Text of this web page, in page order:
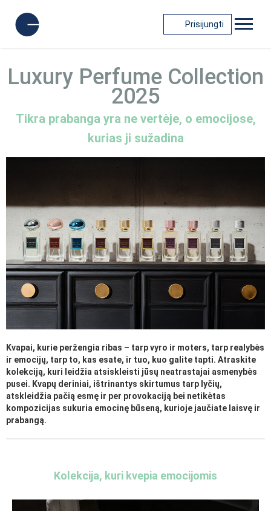
Prisijungti
Luxury Perfume Collection
2025
Tikra prabanga yra ne vertėje, o emocijose,
kurias ji sužadina
Kvapai, kurie peržengia ribas – tarp vyro ir moters, tarp realybės
ir emocijų, tarp to, kas esate, ir tuo, kuo galite tapti. Atraskite
kolekciją, kuri leidžia atsiskleisti jūsų neatrastajai asmenybės
pusei. Kvapų deriniai, ištrinantys skirtumus tarp lyčių,
atskleidžia pačią esmę ir per provokaciją bei netikėtas
kompozicijas sukuria emocinę būseną, kurioje jaučiate laisvę ir
prabangą.
Kolekcija, kuri kvepia emocijomis